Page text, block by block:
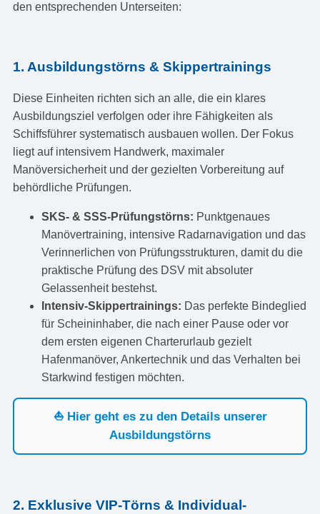
den entsprechenden Unterseiten:
1. Ausbildungstörns & Skippertrainings
Diese Einheiten richten sich an alle, die ein klares
Ausbildungsziel verfolgen oder ihre Fähigkeiten als
Schiffsführer systematisch ausbauen wollen. Der Fokus
liegt auf intensivem Handwerk, maximaler
Manöversicherheit und der gezielten Vorbereitung auf
behördliche Prüfungen.
SKS- & SSS-Prüfungstörns: Punktgenaues
Manövertraining, intensive Radarnavigation und das
Verinnerlichen von Prüfungsstrukturen, damit du die
praktische Prüfung des DSV mit absoluter
Gelassenheit bestehst.
Intensiv-Skippertrainings: Das perfekte Bindeglied
für Scheininhaber, die nach einer Pause oder vor
dem ersten eigenen Charterurlaub gezielt
Hafenmanöver, Ankertechnik und das Verhalten bei
Starkwind festigen möchten.
⛵ Hier geht es zu den Details unserer
Ausbildungstörns
2. Exklusive VIP-Törns & Individual-